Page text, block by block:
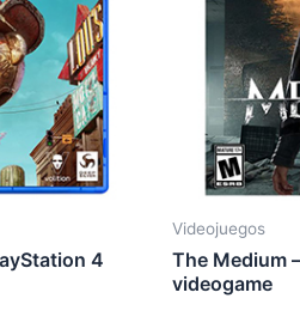
4
Videojuegos
The Medium
videogame